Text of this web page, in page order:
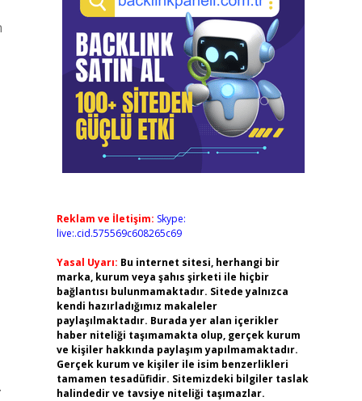
Reklam ve İletişim: Skype:
live:.cid.575569c608265c69
Yasal Uyarı: Bu internet sitesi, herhangi bir
marka, kurum veya şahıs şirketi ile hiçbir
bağlantısı bulunmamaktadır. Sitede yalnızca
kendi hazırladığımız makaleler
paylaşılmaktadır. Burada yer alan içerikler
haber niteliği taşımamakta olup, gerçek kurum
ve kişiler hakkında paylaşım yapılmamaktadır.
Gerçek kurum ve kişiler ile isim benzerlikleri
tamamen tesadüfidir. Sitemizdeki bilgiler taslak
halindedir ve tavsiye niteliği taşımazlar.